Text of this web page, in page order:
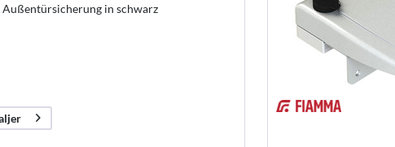
Außentürsicherung in schwarz